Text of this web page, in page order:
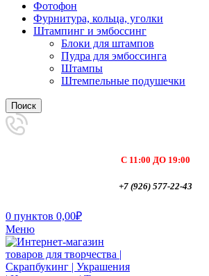
Фотофон
Фурнитура, кольца, уголки
Штампинг и эмбоссинг
Блоки для штампов
Пудра для эмбоссинга
Штампы
Штемпельные подушечки
Поиск
С 11:00 ДО 19:00
+7 (926) 577-22-43
0 пунктов 0,00₽
Меню